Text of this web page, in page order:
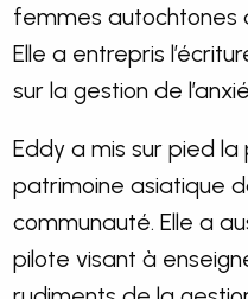
femmes autochtones
Elle a entrepris
sur la gestion de
Eddy a mis sur pied
patrimoine asiatique
communauté. Elle a
pilote visant à